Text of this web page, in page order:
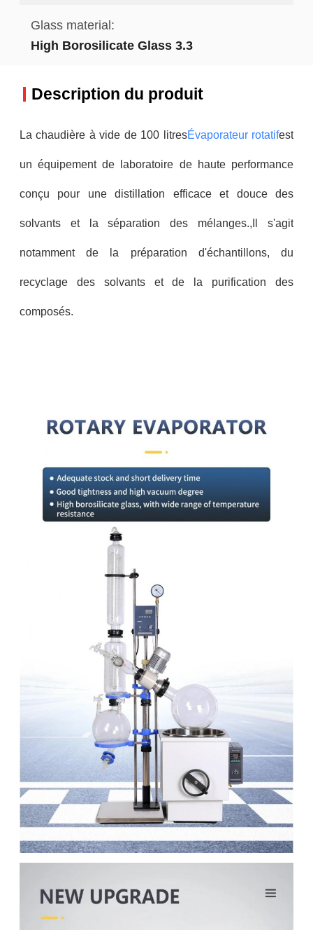
Glass material:
High Borosilicate Glass 3.3
Description du produit
La chaudière à vide de 100 litresÉvaporateur rotatifest
un équipement de laboratoire de haute performance
conçu pour une distillation efficace et douce des
solvants et la séparation des mélanges.,Il s'agit
notamment de la préparation d'échantillons, du
recyclage des solvants et de la purification des
composés.